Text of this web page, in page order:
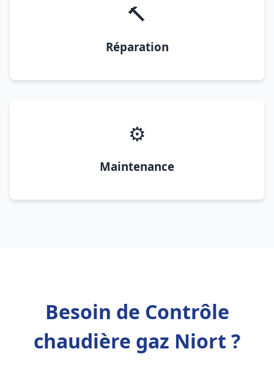
🔨
Réparation
⚙️
Maintenance
Besoin de Contrôle
chaudière gaz Niort ?